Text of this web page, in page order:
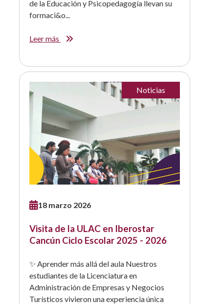
de la Educación y Psicopedagogía llevan su
formaci&o...
Leer más
Noticias
18 marzo 2026
Visita de la ULAC en Iberostar
Cancún Ciclo Escolar 2025 - 2026
✨ Aprender más allá del aula Nuestros
estudiantes de la Licenciatura en
Administración de Empresas y Negocios
Turísticos vivieron una experiencia única